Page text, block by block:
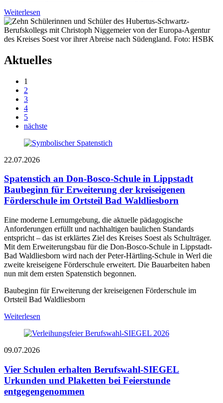
Weiterlesen
Aktuelles
1
2
3
4
5
nächste
22.07.2026
Spatenstich an Don-Bosco-Schule in Lippstadt
Baubeginn für Erweiterung der kreiseigenen
Förderschule im Ortsteil Bad Waldliesborn
Eine moderne Lernumgebung, die aktuelle pädagogische
Anforderungen erfüllt und nachhaltigen baulichen Standards
entspricht – das ist erklärtes Ziel des Kreises Soest als Schulträger.
Mit dem Erweiterungsbau für die Don-Bosco-Schule in Lippstadt-
Bad Waldliesborn wird nach der Peter-Härtling-Schule in Werl die
zweite kreiseigene Förderschule erweitert. Die Bauarbeiten haben
nun mit dem ersten Spatenstich begonnen.
Baubeginn für Erweiterung der kreiseigenen Förderschule im
Ortsteil Bad Waldliesborn
Weiterlesen
09.07.2026
Vier Schulen erhalten Berufswahl-SIEGEL
Urkunden und Plaketten bei Feierstunde
entgegengenommen